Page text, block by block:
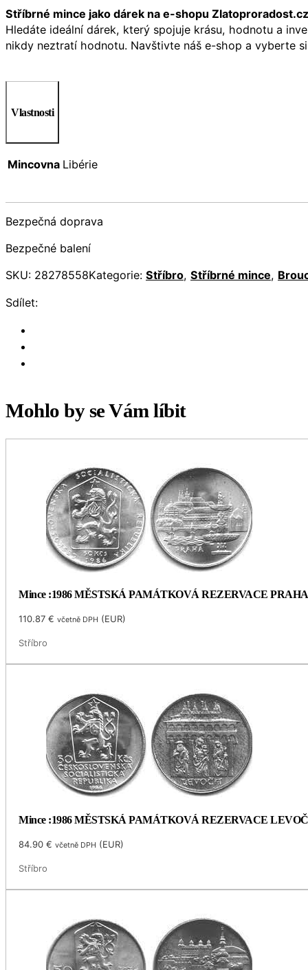
Stříbrné mince jako dárek na e-shopu Zlatoproradost.cz
Hledáte ideální dárek, který spojuje krásu, hodnotu a
nikdy neztratí hodnotu. Navštivte náš e-shop a vyberte
Vlastnosti
Mincovna Libérie
Bezpečná doprava
Bezpečné balení
SKU: 28278558Kategorie: Stříbro, Stříbrné mince,
Sdílet:
Mohlo by se Vám líbit
Mince :1986 MĚSTSKÁ PAMÁTKOVÁ REZERVACE PRAHA
110.87€ včetně DPH (EUR)
Stříbro
Mince :1986 MĚSTSKÁ PAMÁTKOVÁ REZERVACE
84.90€ včetně DPH (EUR)
Stříbro